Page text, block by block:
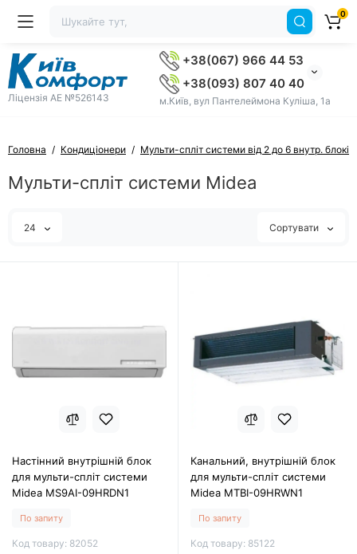
Ліцензія AE №526143
+38(067) 966 44 53
+38(093) 807 40 40
м.Київ, вул Пантелеймона Куліша, 1а
0
Головна Кондиціонери Мульти-спліт системи від 2 до 6 внутр. блоків
Мульти-спліт системи Midea
24 Сортувати
Настінний внутрішній блок
для мульти-спліт системи
Midea MS9AI-09HRDN1
По запиту
Код товару: 82052
Канальний, внутрішній блок
для мульти-спліт системи
Midea MTBI-09HRWN1
По запиту
Код товару: 85122